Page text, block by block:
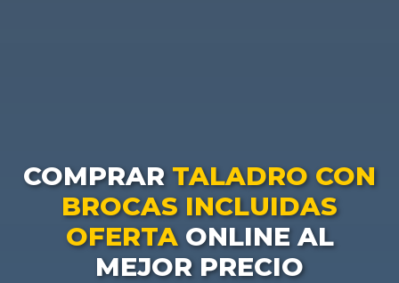
COMPRAR TALADRO CON
BROCAS INCLUIDAS
OFERTAONLINE AL
MEJOR PRECIO